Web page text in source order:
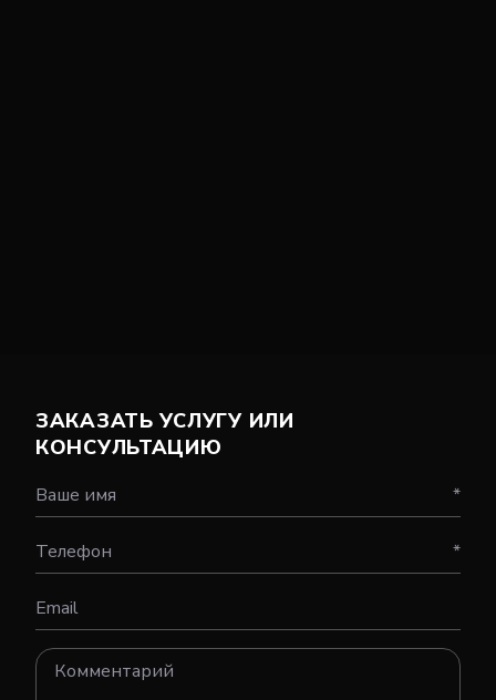
ЗАКАЗАТЬ УСЛУГУ ИЛИ
КОНСУЛЬТАЦИЮ
Ваше имя *
Телефон *
Email